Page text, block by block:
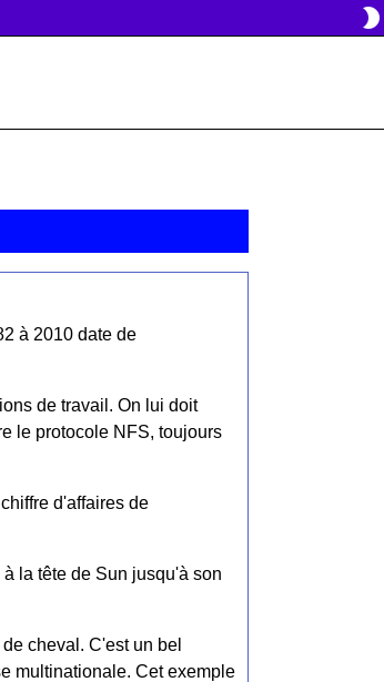
brightness_2
à 2010 date de
de travail. On lui doit
le protocole NFS, toujours
d'affaires de
la tête de Sun jusqu'à son
cheval. C'est un bel
multinationale. Cet exemple